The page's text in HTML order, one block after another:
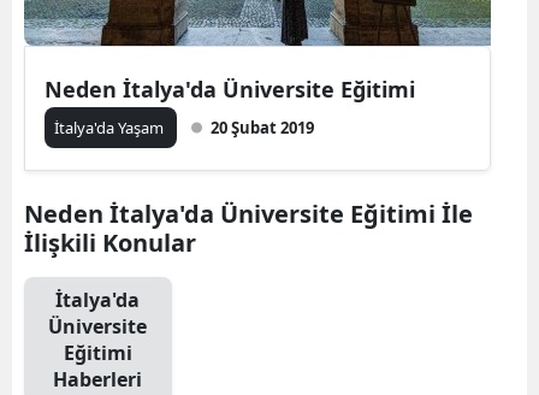
Neden İtalya'da Üniversite Eğitimi
İtalya'da Yaşam 20 Şubat 2019
Neden İtalya'da Üniversite Eğitimi İle
İlişkili Konular
İtalya'da
Üniversite
Eğitimi
Haberleri